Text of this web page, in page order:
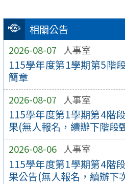
相關公告
2026-08-07 人事室
115學年度第1學期第5階
簡章
2026-08-07 人事室
115學年度第1學期第4階
果(無人報名，續辦下階段
2026-08-06 人事室
115學年度第1學期第4階
果公告(無人報名，續辦下